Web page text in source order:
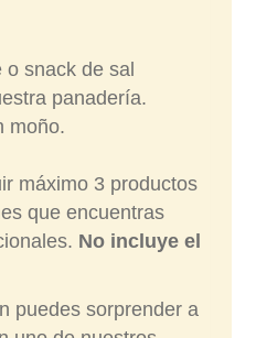
snack de sal
panadería.
moño.
máximo 3 productos
que encuentras
No incluye el
puedes sorprender a